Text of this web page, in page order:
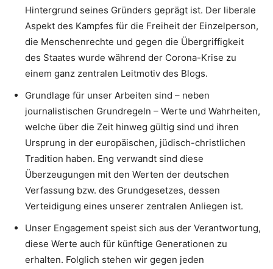
Hintergrund seines Gründers geprägt ist. Der liberale
Aspekt des Kampfes für die Freiheit der Einzelperson,
die Menschenrechte und gegen die Übergriffigkeit
des Staates wurde während der Corona-Krise zu
einem ganz zentralen Leitmotiv des Blogs.
Grundlage für unser Arbeiten sind – neben
journalistischen Grundregeln – Werte und Wahrheiten,
welche über die Zeit hinweg gültig sind und ihren
Ursprung in der europäischen, jüdisch-christlichen
Tradition haben. Eng verwandt sind diese
Überzeugungen mit den Werten der deutschen
Verfassung bzw. des Grundgesetzes, dessen
Verteidigung eines unserer zentralen Anliegen ist.
Unser Engagement speist sich aus der Verantwortung,
diese Werte auch für künftige Generationen zu
erhalten. Folglich stehen wir gegen jeden